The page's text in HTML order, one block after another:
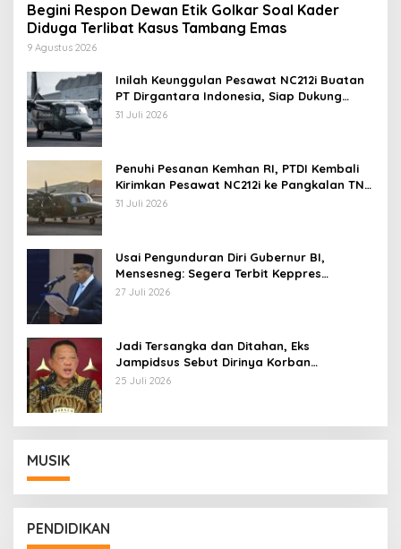
Begini Respon Dewan Etik Golkar Soal Kader
Diduga Terlibat Kasus Tambang Emas
9 Agustus 2026
Inilah Keunggulan Pesawat NC212i Buatan
PT Dirgantara Indonesia, Siap Dukung
Berbagai Operasi TNI
31 Juli 2026
Penuhi Pesanan Kemhan RI, PTDI Kembali
Kirimkan Pesawat NC212i ke Pangkalan TNI
AU
31 Juli 2026
Usai Pengunduran Diri Gubernur BI,
Mensesneg: Segera Terbit Keppres
Pemberhentian dengan Hormat
27 Juli 2026
Jadi Tersangka dan Ditahan, Eks
Jampidsus Sebut Dirinya Korban
Kriminalisasi
25 Juli 2026
MUSIK
PENDIDIKAN